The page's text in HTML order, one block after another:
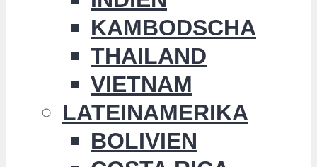
KAMBODSCHA
THAILAND
VIETNAM
LATEINAMERIKA
BOLIVIEN